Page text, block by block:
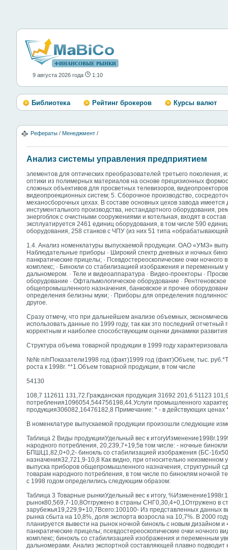
ФИНАНСОВЫЕ РЫНКИ
9 августа 2026 года 1:10
Библиотека Рейтинг брокеров Курсы валют
Рефераты / Менеджмент /
Анализ системы управления предприятием
элементов для оптических преобразователей третьего
оптики из полимерных материалов на основе прецизионных
сложных объективов для просветных телевизоров,
видеопроекционных систем; 5. Сборочное производство,
механосборочных цехах. В составе основных цехов завода
инстументального производства, нестандартного оборудования,
энергоблок с очистными сооружениями и котельная, входят в
эксплуатируется 2461 единиц оборудования, в том числе 590
оборудования, 258 станков с ЧПУ (из них 51 типа
1.4. Анализ номенклатуры выпускаемой продукции. ОАО «УМЗ»
Наблюдательные приборы · Широкий спектр дневных и ночных
панкратические прицелы; · Псевдостереоскопические очки
комплекс; · Бинокли со стабилизацией изображения и переменным
дальномером. · Теле и видеоаппаратура · Видео-проекторы ·
оборудование · Офтальмологическое оборудование ·
общепромышленного назначения, банковское и прочее
определения белизны муки; · Приборы для определения
другое.
Сразу отмечу, что при дальнейшем анализе объемных,
использовать данные по 1999 году, так как это последний
корректным и наиболее способствующим оценки динамики
Структура объема товарной продукции в 1999 году
№№ п/пПоказатели1998 год (факт)1999 год (факт)Объем, тыс.
роста к 1998г. **1.Объем товарной продукции, в том числе
54130
108,7 112611 131,72.Гражданская продукция 31692 201,6 51123
потребления1096054,544756198,44.Услуги промышленного
продукция306082,16476182,8 Примечание: * - в действующих ценах
В номенклатуре выпускаемой продукции произошли следующие
Таблица 2 Виды продукцииУдельный вес к
народного потребления, 20,239,7+19,5в том числе: - ночные
БПШЦ1,82,0+0,2- бинокль со стабилизацией изображения (БС-
назначения32,721,9-10,8 Как видно, при относительно
выпуска приборов общепромышленного назначения, структурный
товарам народного потребления, в том числе по биноклям ночной
с 1998 годом определились следующим образом:
Таблица 3 Товарные рынкиУдельный вес к итогу,
рынок80,569,7-10,8Отгружено в страны СНГ0,30,4+0,1Отгружено в
зарубежья19,229,9+10,7Всего:100100- Из представленных данных
рынка сбыта на 10,8%, доля экспорта возросла на 10,7%. В 2000
планируется вывести на рынок ночной бинокль с новым дизайном
панкратические прицелы; псевдостереоскопические очки ночного
комплекс; бинокль со стабилизацией изображения и переменным
дальномерами. Анализ экспортной составляющей плавно подводит